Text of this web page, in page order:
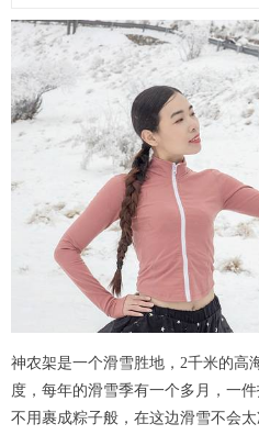
神农架是一个滑雪胜地，2千米的高
度，每年的滑雪季有一个多月，一
不用裹成粽子般，在这边滑雪不会